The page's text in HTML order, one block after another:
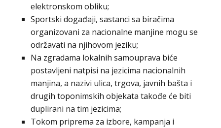
elektronskom obliku;
Sportski događaji, sastanci sa biračima
organizovani za nacionalne manjine mogu se
održavati na njihovom jeziku;
Na zgradama lokalnih samouprava biće
postavljeni natpisi na jezicima nacionalnih
manjina, a nazivi ulica, trgova, javnih bašta i
drugih toponimskih objekata takođe će biti
duplirani na tim jezicima;
Tokom priprema za izbore, kampanja i